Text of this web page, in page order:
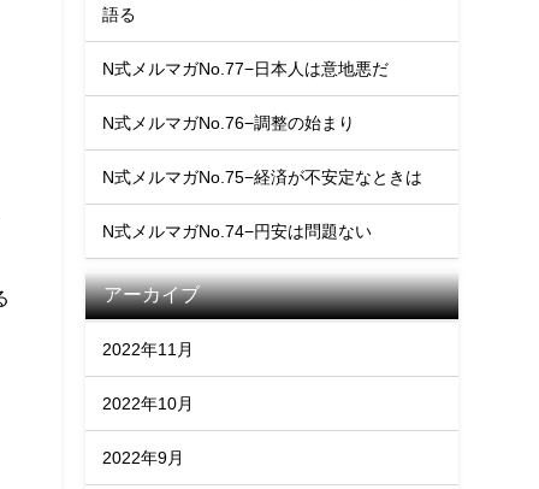
語る
N式メルマガNo.77−日本人は意地悪だ
N式メルマガNo.76−調整の始まり
N式メルマガNo.75−経済が不安定なときは
N式メルマガNo.74−円安は問題ない
アーカイブ
2022年11月
2022年10月
2022年9月